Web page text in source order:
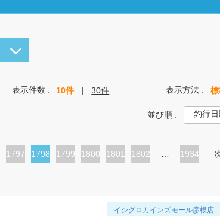
表示件数 10件 30件 表示方法
並び順
ペ
1797
カ
1798
ペ
1799
ペ
1800
ペ
1801
ペ
1802 1934
イシグロカインズモール彦根店